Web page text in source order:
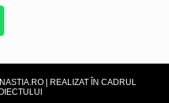
| REALIZAT ÎN CADRUL